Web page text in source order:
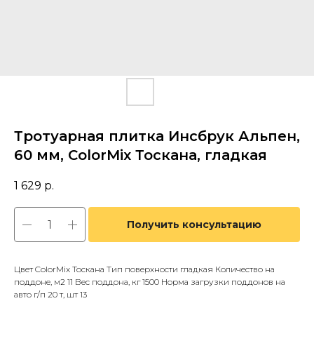
Тротуарная плитка Инсбрук Альпен,
60 мм, ColorMix Тоскана, гладкая
1 629 р.
Получить консультацию
Цвет ColorMix Тоскана Тип поверхности гладкая Количество на
поддоне, м2 11 Вес поддона, кг 1500 Норма загрузки поддонов на
авто г/п 20 т, шт 13